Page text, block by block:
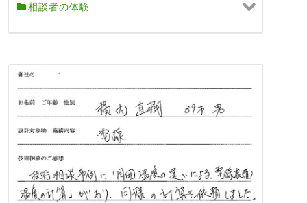
相談者の体験